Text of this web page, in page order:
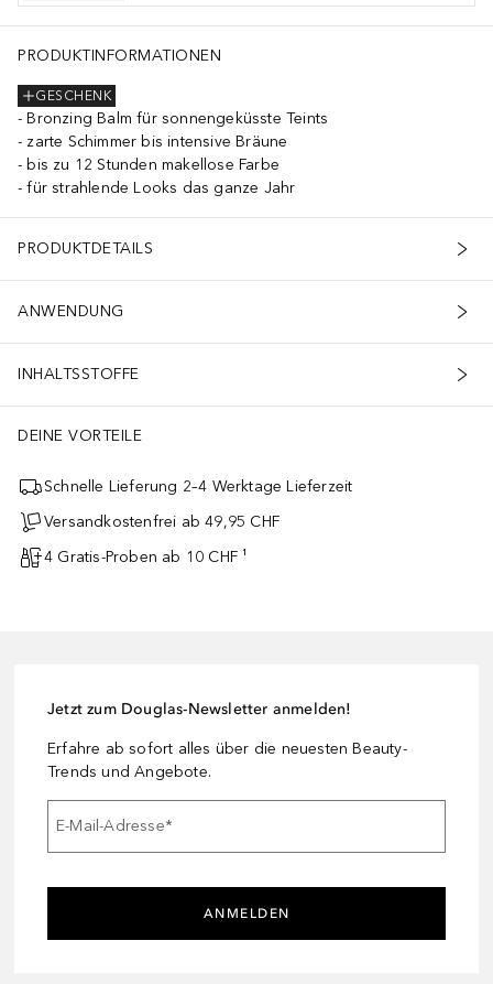
PRODUKTINFORMATIONEN
GESCHENK
Bronzing Balm für sonnengeküsste Teints
zarte Schimmer bis intensive Bräune
bis zu 12 Stunden makellose Farbe
für strahlende Looks das ganze Jahr
PRODUKTDETAILS
ANWENDUNG
INHALTSSTOFFE
DEINE VORTEILE
Schnelle Lieferung 2–4 Werktage Lieferzeit
Versandkostenfrei ab 49,95 CHF
4 Gratis-Proben ab 10 CHF ¹
Jetzt zum Douglas-Newsletter anmelden!
Erfahre ab sofort alles über die neuesten Beauty-
Trends und Angebote.
E-Mail-Adresse*
ANMELDEN